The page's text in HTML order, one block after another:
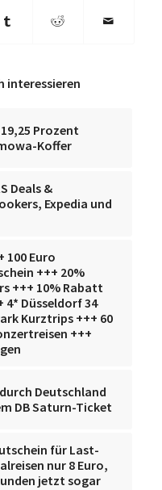
interessieren
Prozent
Koffer
Deals &
Expedia und
100 Euro
+++ 20%
+++ 10% Rabatt
4* Düsseldorf 34
Kurztrips +++ 60
+++
Deutschland
DB Saturn-Ticket
für Last-
nur 8 Euro,
jetzt sogar